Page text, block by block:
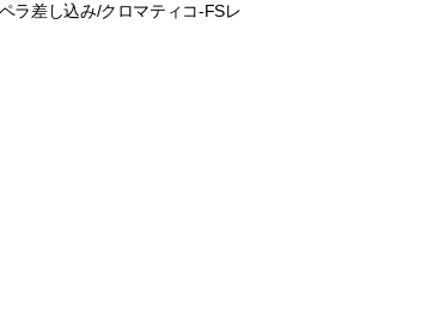
ラ差し込み/クロマティコ-FSレ